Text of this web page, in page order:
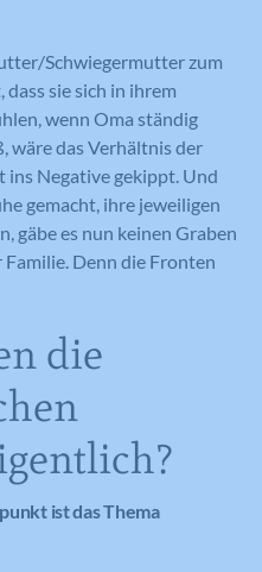
Schwiegermutter zum
sie sich in ihrem
wenn Oma ständig
wäre das Verhältnis der
ins Negative gekippt. Und
gemacht, ihre jeweiligen
gäbe es nun keinen Graben
Denn die Fronten
die
ist das Thema